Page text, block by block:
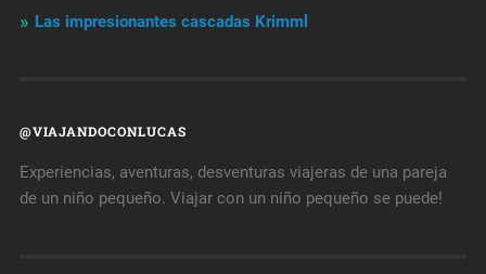
Las impresionantes cascadas Krimml
@VIAJANDOCONLUCAS
Experiencias, aventuras, desventuras viajeras de una pareja
de un niño pequeño. Viajar con un niño pequeño se puede!